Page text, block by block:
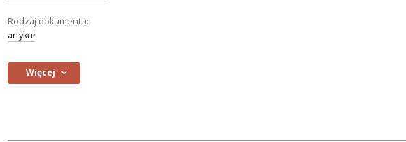
Rodzaj dokumentu:
artykuł
Więcej